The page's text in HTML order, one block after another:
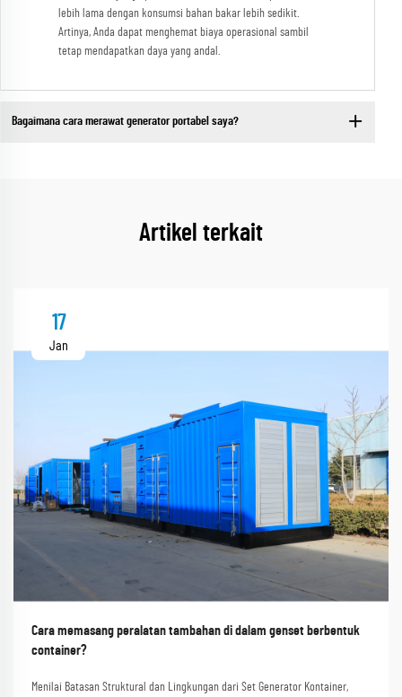
lebih lama dengan konsumsi bahan bakar lebih sedikit.
Artinya, Anda dapat menghemat biaya operasional sambil
tetap mendapatkan daya yang andal.
Bagaimana cara merawat generator portabel saya?
Artikel terkait
17
Jan
Cara memasang peralatan tambahan di dalam genset berbentuk
container?
Menilai Batasan Struktural dan Lingkungan dari Set Generator Kontainer,